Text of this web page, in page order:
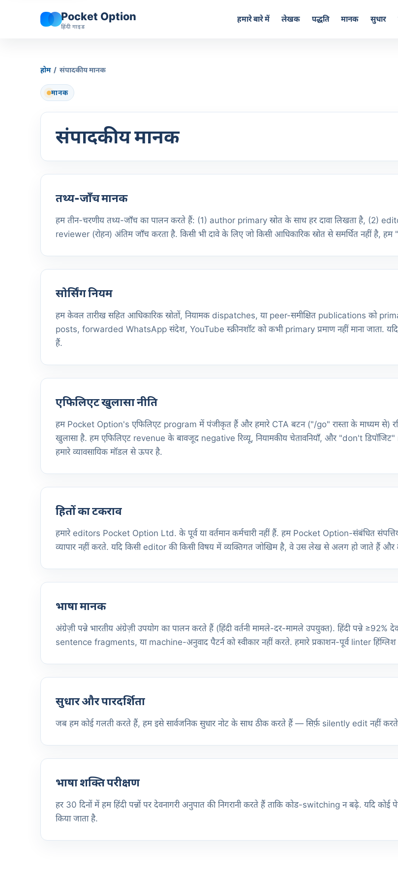
Pocket Option
हिंदी गाइड
हमारे बारे में लेखक पद्धति मानक सुधार
होम / संपादकीय मानक
मानक
संपादकीय मानक
तथ्य-जाँच मानक
हम तीन-चरणीय तथ्य-जाँच का पालन करते हैं: (1) author primary स्रोत के साथ हर दावा लिखता है, (2)
reviewer (रोहन) अंतिम जाँच करता है. किसी भी दावे के लिए जो किसी आधिकारिक स्रोत से समर्थित नहीं
सोर्सिंग नियम
हम केवल तारीख सहित आधिकारिक स्रोतों, नियामक dispatches, या peer-समीक्षित publications को
posts, forwarded WhatsApp संदेश, YouTube स्क्रीनशॉट को कभी primary प्रमाण नहीं माना जाता.
हैं.
एफिलिएट खुलासा नीति
हम Pocket Option's एफिलिएट program में पंजीकृत हैं और हमारे CTA बटन ("/go" रास्ता के माध्यम से)
खुलासा है. हम एफिलिएट revenue के बावजूद negative रिव्यू, नियामकीय चेतावनियाँ, और "don't
हमारे व्यावसायिक मॉडल से ऊपर है.
हितों का टकराव
हमारे editors Pocket Option Ltd. के पूर्व या वर्तमान कर्मचारी नहीं हैं. हम Pocket Option-संबंधित
व्यापार नहीं करते. यदि किसी editor की किसी विषय में व्यक्तिगत जोखिम है, वे उस लेख से अलग हो जाते हैं
भाषा मानक
अंग्रेज़ी पन्ने भारतीय अंग्रेज़ी उपयोग का पालन करते हैं (हिंदी वर्तनी मामले-दर-मामले उपयुक्त). हिंदी पन्ने ≥92%
sentence fragments, या machine-अनुवाद पैटर्न को स्वीकार नहीं करते. हमारे प्रकाशन-पूर्व linter हिंग्लिश
सुधार और पारदर्शिता
जब हम कोई गलती करते हैं, हम इसे सार्वजनिक सुधार नोट के साथ ठीक करते हैं — सिर्फ़ silently edit नहीं
भाषा शक्ति परीक्षण
हर 30 दिनों में हम हिंदी पन्नों पर देवनागरी अनुपात की निगरानी करते हैं ताकि कोड-switching न बढ़े. यदि
किया जाता है.